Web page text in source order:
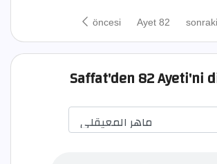
öncesi Ayet 82 sonraki
Saffat'den 82 Ayeti'ni